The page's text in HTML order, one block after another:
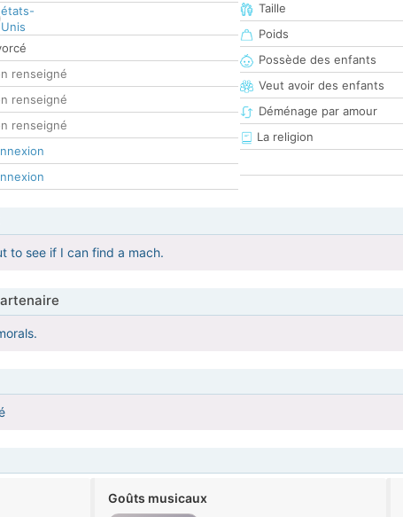
états-
Unis
renseigné
renseigné
renseigné
Taille
Poids
Possède des enfants
Veut avoir des enfants
Déménage par amour
La religion
to see if I can find a mach.
Goûts musicaux